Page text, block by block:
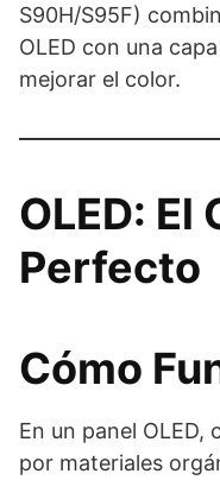
S90H/S95F)
OLED con una
mejorar el color.
OLED: El
Perfecto
Cómo
En un panel OLED,
por materiales